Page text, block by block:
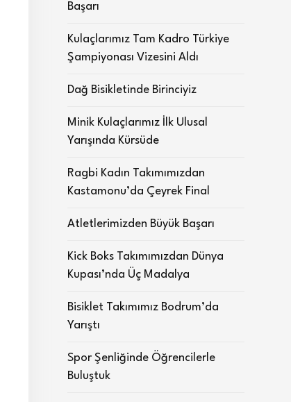
Başarı
Kulaçlarımız Tam Kadro Türkiye
Şampiyonası Vizesini Aldı
Dağ Bisikletinde Birinciyiz
Minik Kulaçlarımız İlk Ulusal
Yarışında Kürsüde
Ragbi Kadın Takımımızdan
Kastamonu’da Çeyrek Final
Atletlerimizden Büyük Başarı
Kick Boks Takımımızdan Dünya
Kupası’nda Üç Madalya
Bisiklet Takımımız Bodrum’da
Yarıştı
Spor Şenliğinde Öğrencilerle
Buluştuk